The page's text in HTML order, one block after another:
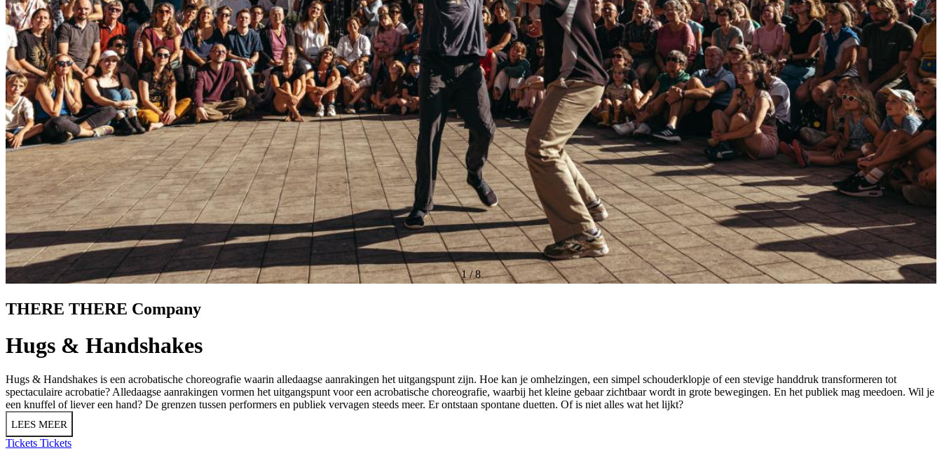
1/8
THERE THERE Company
Hugs & Handshakes
Hugs & Handshakes is een acrobatische choreografie waarin alledaagse aanrakingen het uitgangspunt zijn. Hoe kan je omhelzingen, een simpel schouderklopje of een stevige handdruk transformeren tot
spectaculaire acrobatie? Alledaagse aanrakingen vormen het uitgangspunt voor een acrobatische choreografie, waarbij het kleine gebaar zichtbaar wordt in grote bewegingen. En het publiek mag meedoen. Wil je
een knuffel of liever een hand? De grenzen tussen performers en publiek vervagen steeds meer. Er ontstaan spontane duetten. Of is niet alles wat het lijkt?
LEES MEER
Tickets Tickets